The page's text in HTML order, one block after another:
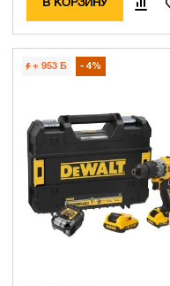
В КОРЗИНУ
+ 953 Б 4%